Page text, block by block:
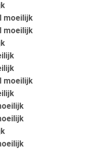
moeilijk
moeilijk
moeilijk